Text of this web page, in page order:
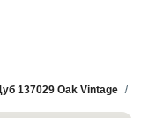
137029 Oak Vintage